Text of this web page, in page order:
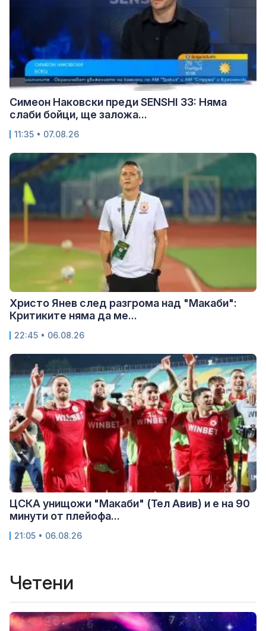
Симеон Наковски преди SENSHI 33: Няма
слаби бойци, ще заложа...
11:35 • 07.08.26
Христо Янев след разгрома над "Макаби":
Критиките няма да ме...
22:45 • 06.08.26
ЦСКА унищожи "Макаби" (Тел Авив) и е на 90
минути от плейофа...
21:05 • 06.08.26
Четени